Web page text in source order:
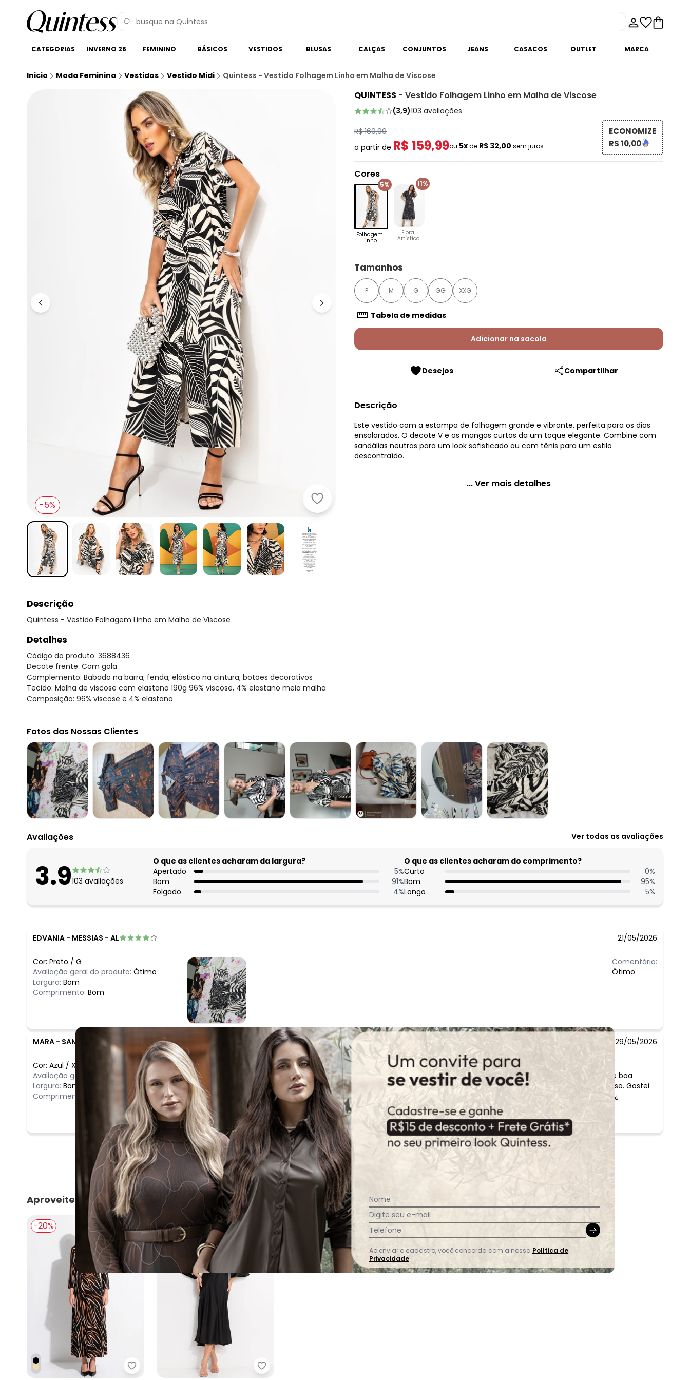
CATEGORIAS INVERNO 26 FEMININO BÁSICOS VESTIDOS BLUSAS CALÇAS CONJUNTOS JEANS CASACOS OUTLET MARCA
Inicio Moda Feminina Vestidos Vestido Midi Quintess - Vestido Folhagem Linho em Malha de Viscose
Quintess - Vestido Folhagem Linho em Malha de Viscose
-5%
QUINTESS - Vestido Folhagem Linho em Malha de Viscose
(3,9)103 avaliações
R$ 169,99
a partir de R$ 159,99ou 5xde R$ 32,00 sem juros
ECONOMIZE
R$ 10,00
Cores
5%
Folhagem
Linho
11%
Floral
Artístico
Tamanhos
P M G GG XXG
Tabela de medidas
Adicionar na sacola
Desejos Compartilhar
Descrição
Este vestido com a estampa de folhagem grande e vibrante, perfeita para os dias
ensolarados. O decote V e as mangas curtas da um toque elegante. Combine com
sandálias neutras para um look sofisticado ou com tênis para um estilo
descontraído.
... Ver mais detalhes
Descrição
Quintess - Vestido Folhagem Linho em Malha de Viscose
Detalhes
Código do produto: 3688436
Decote frente: Com gola
Complemento: Babado na barra; fenda; elástico na cintura; botões decorativos
Tecido: Malha de viscose com elastano 190g 96% viscose, 4% elastano meia malha
Composição: 96% viscose e 4% elastano
Fotos das Nossas Clientes
Avaliações Ver todas as avaliações
3.9103 avaliações
O que as clientes acharam da largura?
Apertado
5%
Bom
91%
Folgado
4%
O que as clientes acharam do comprimento?
Curto
0%
Bom
95%
Longo
5%
EDVANIA - MESSIAS - AL 21/05/2026
Cor: Preto / G
Avaliação geral do produto: Ótimo
Largura: Bom
Comprimento: Bom
Comentário:
Ótimo
MARA - SANTO AMARO DA IMPERATRIZ - SC 29/05/2026
Cor: Azul / XXG
Avaliação geral do produto:
Ótimo
Largura: Bom
Comprimento:
Comentário:
Amei a estampa, igual ao site, vestido liiiindo! Tecido de boa
qualidade,não é transparente porque é um pouco grosso. Gostei
do detalhe dos botões enfeite. Recomendo! ¿¿¿¿¿¿¿¿¿¿
Ver todas as avaliações
Aproveite e compre junto
-20%
Quintess - Vestido Acqua Terroso em Malha de Viscose
-31%
Quintess - Vestido Preto em Crepe Plano Acetinado
Nome
Digite seu e-mail
Telefone
Ao enviar o cadastro, você concorda com a nossa Política de
Privacidade